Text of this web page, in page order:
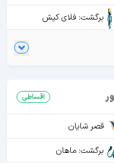
برگشت: فلای کیش
اقساطی
قصر شایان
برگشت: ماهان